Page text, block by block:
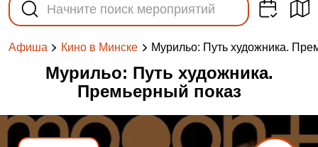
Афиша Кино в Минске Мурильо: Путь художника.
Мурильо: Путь художника.
Премьерный показ